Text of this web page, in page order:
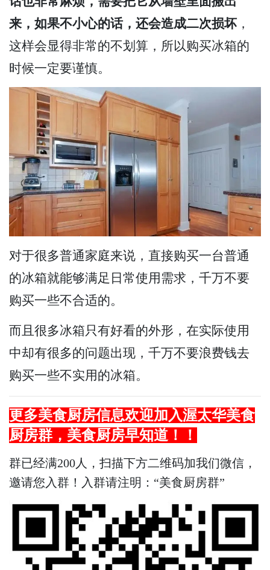
来，如果不小心的话，还会造成二次损坏 ，
这样会显得非常的不划算，所以购买冰箱的
时候一定要谨慎。
对于很多普通家庭来说，直接购买一台普通
的冰箱就能够满足日常使用需求，千万不要
购买一些不合适的。
而且很多冰箱只有好看的外形，在实际使用
中却有很多的问题出现，千万不要浪费钱去
购买一些不实用的冰箱。
更多美食厨房信息欢迎加入渥太华美食
厨房群， 美食厨房早知道！！
群已经满200人，扫描下方二维码加我们微信，
邀请您入群！入群请注明：“美食厨房群”